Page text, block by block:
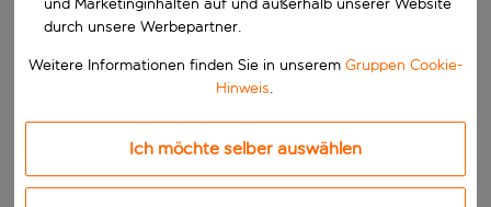
Beginne mit der Eingabe für die automatische
Reisezeitraum wählen
Wer
durch unsere Werbepartner.
Weitere Informationen finden Sie in unserem Gruppen Cookie-
Hinweis.
Ich möchte selber auswählen